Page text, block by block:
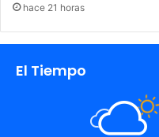
hace 21 horas
El Tiempo